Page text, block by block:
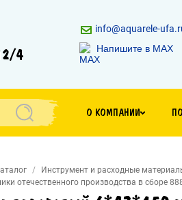
4
info@aquarele-
Напишите в MAX
О КОМПАНИИ
Инструмент и расходные
отечественного производства в сборе